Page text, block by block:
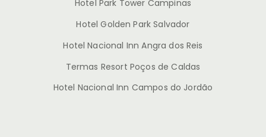
Hotel Park Tower Campinas
Hotel Golden Park Salvador
Hotel Nacional Inn Angra dos Reis
Termas Resort Poços de Caldas
Hotel Nacional Inn Campos do Jordão